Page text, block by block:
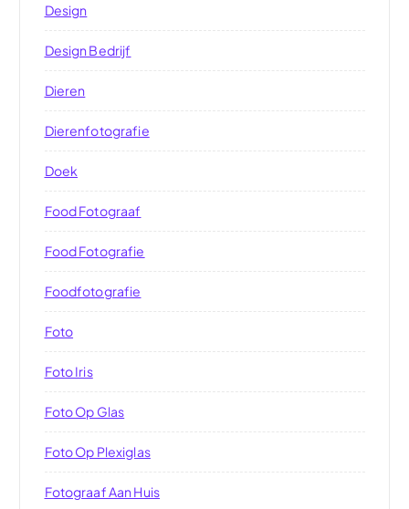
Design
Design Bedrijf
Dieren
Dierenfotografie
Doek
Food Fotograaf
Food Fotografie
Foodfotografie
Foto
Foto Iris
Foto Op Glas
Foto Op Plexiglas
Fotograaf Aan Huis